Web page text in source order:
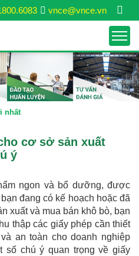
vnce@vnce.vn
nhất
cơ sở sản xuất
ý
ngon và bổ dưỡng, được
đang có kế hoạch hoặc đã
xuất và mua bán khô bò, bạn
thập các giấy phép cần thiết
an toàn cho doanh nghiệp
số chú ý quan trọng về giấy